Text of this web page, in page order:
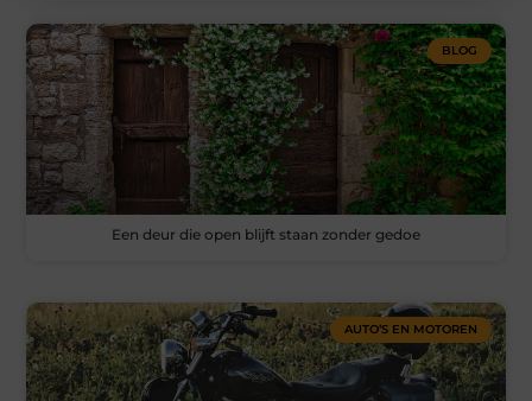
BLOG
Een deur die open blijft staan zonder gedoe
AUTO’S EN MOTOREN